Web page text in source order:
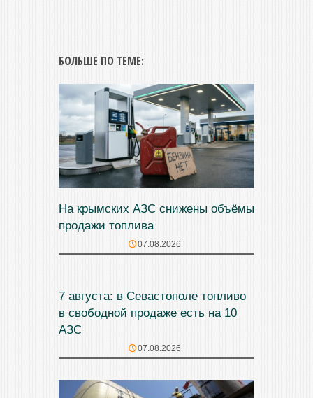
БОЛЬШЕ ПО ТЕМЕ:
На крымских АЗС снижены объёмы
продажи топлива
07.08.2026
7 августа: в Севастополе топливо
в свободной продаже есть на 10
АЗС
07.08.2026